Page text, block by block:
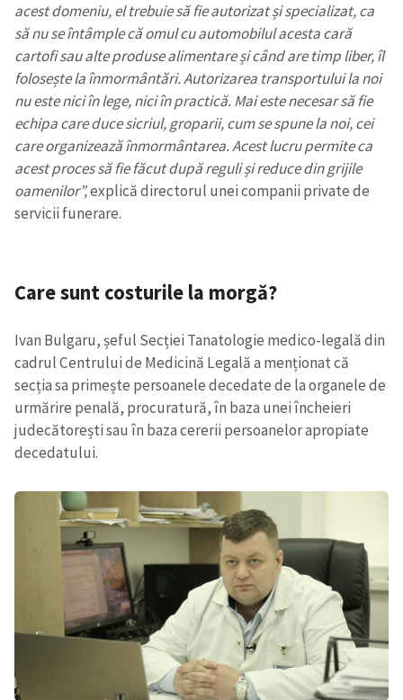
acest domeniu, el trebuie să fie autorizat și specializat, ca
să nu se întâmple că omul cu automobilul acesta cară
cartofi sau alte produse alimentare și când are timp liber, îl
folosește la înmormântări. Autorizarea transportului la noi
nu este nici în lege, nici în practică. Mai este necesar să fie
echipa care duce sicriul, groparii, cum se spune la noi, cei
care organizează înmormântarea. Acest lucru permite ca
acest proces să fie făcut după reguli și reduce din grijile
oamenilor”,explică directorul unei companii private de
servicii funerare.
Care sunt costurile la morgă?
Ivan Bulgaru, șeful Secției Tanatologie medico-legală din
cadrul Centrului de Medicină Legală a menționat că
secția sa primește persoanele decedate de la organele de
urmărire penală, procuratură, în baza unei încheieri
judecătorești sau în baza cererii persoanelor apropiate
decedatului.